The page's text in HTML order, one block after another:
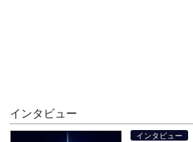
インタビュー
インタビュー